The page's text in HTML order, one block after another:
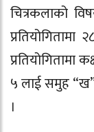
चित्रकलाको
प्रतियोगितामा
प्रतियोगितामा
५ लाई समुह
।